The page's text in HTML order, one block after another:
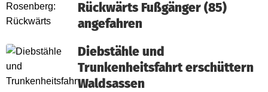
Rückwärts Fußgänger (85)
angefahren
Diebstähle und
Trunkenheitsfahrt erschüttern
Waldsassen